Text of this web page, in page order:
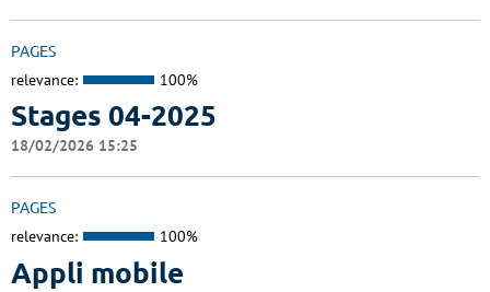
PAGES
relevance: 100%
Stages 04-2025
18/02/2026 15:25
PAGES
relevance: 100%
Appli mobile